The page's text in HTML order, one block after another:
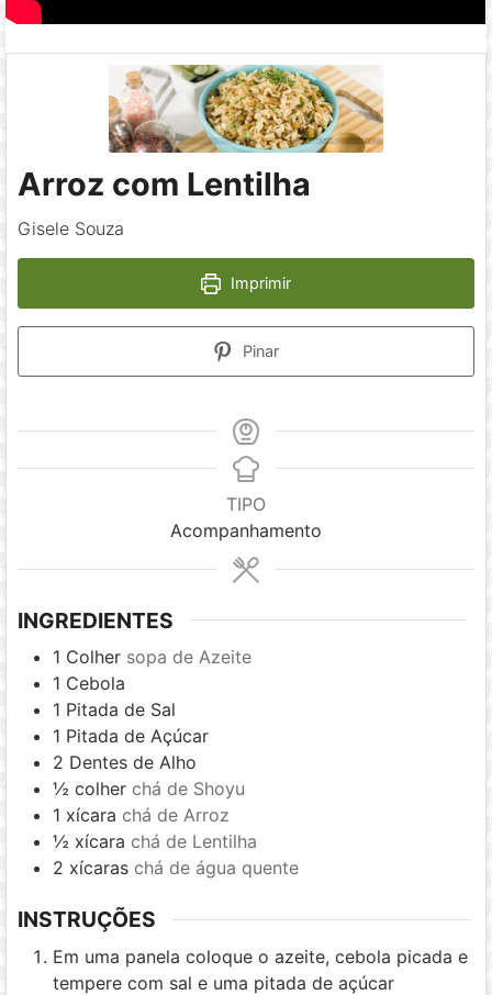
Arroz com Lentilha
Gisele Souza
Imprimir
Pinar
TIPO
Acompanhamento
INGREDIENTES
1 Colher sopa de Azeite
1 Cebola
1 Pitada de Sal
1 Pitada de Açúcar
2 Dentes de Alho
½ colher chá de Shoyu
1 xícara chá de Arroz
½ xícara chá de Lentilha
2 xícaras chá de água quente
INSTRUÇÕES
Em uma panela coloque o azeite, cebola picada e
tempere com sal e uma pitada de açúcar